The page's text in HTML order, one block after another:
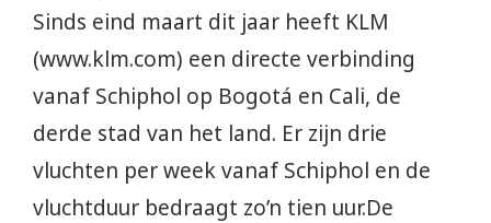
Sinds eind maart dit jaar heeft KLM
(www.klm.com) een directe verbinding
vanaf Schiphol op Bogotá en Cali, de
derde stad van het land. Er zijn drie
vluchten per week vanaf Schiphol en de
vluchtduur bedraagt zo’n tien uur.De